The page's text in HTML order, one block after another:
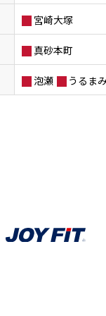
宮崎大塚
真砂本町
泡瀬 うるま